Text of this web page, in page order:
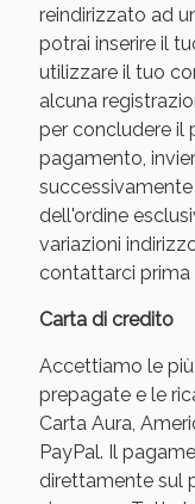
reindirizzato ad
potrai inserire il
utilizzare il tuo
alcuna
per concludere il
pagamento,
dell'ordine
variazioni
contattarci prima
Carta di credito
Accettiamo le
prepagate e le
Carta Aura,
PayPal. Il
direttamente sul
Benessere